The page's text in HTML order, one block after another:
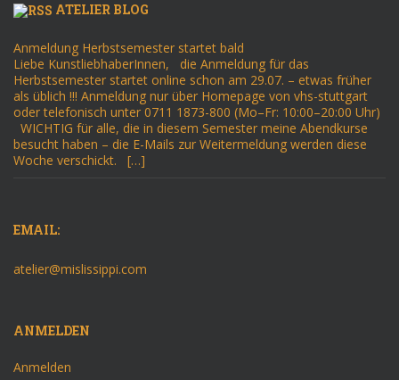
ATELIER BLOG
Anmeldung Herbstsemester startet bald
Liebe KunstliebhaberInnen, die Anmeldung für das
Herbstsemester startet online schon am 29.07. – etwas früher
als üblich !!! Anmeldung nur über Homepage von vhs-stuttgart
oder telefonisch unter 0711 1873-800 (Mo–Fr: 10:00–20:00 Uhr)
WICHTIG für alle, die in diesem Semester meine Abendkurse
besucht haben – die E-Mails zur Weitermeldung werden diese
Woche verschickt. […]
EMAIL:
atelier@mislissippi.com
ANMELDEN
Anmelden